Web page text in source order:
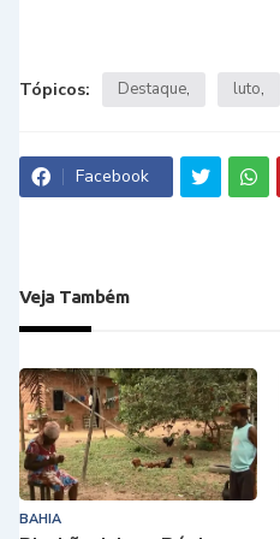
Tópicos: Destaque luto
Facebook
Veja Também
BAHIA